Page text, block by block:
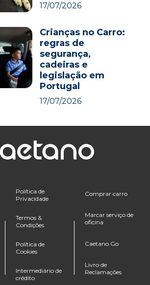
17/07/2026
Crianças no Carro:
regras de
segurança,
cadeiras e
legislação em
Portugal
17/07/2026
Política de
Privacidade
Termos &
Condições
Política de
Cookies
Intermediário de
crédito
Comprar carro
Marcar serviço de
oficina
Caetano Go
Livro de
Reclamações